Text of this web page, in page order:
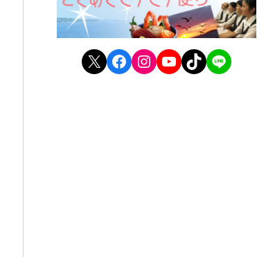
X Facebook Instagram YouTube TikTok LINE